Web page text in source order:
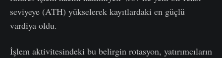
seviyeye (ATH) yükselerek kayıtlardaki en güçlü
vardiya oldu.
İşlem aktivitesindeki bu belirgin rotasyon, yatırımcıların